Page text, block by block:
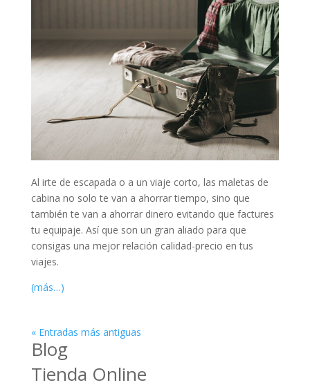
Al irte de escapada o a un viaje corto, las maletas de
cabina no solo te van a ahorrar tiempo, sino que
también te van a ahorrar dinero evitando que factures
tu equipaje. Así que son un gran aliado para que
consigas una mejor relación calidad-precio en tus
viajes.
(más…)
« Entradas más antiguas
Blog
Tienda Online